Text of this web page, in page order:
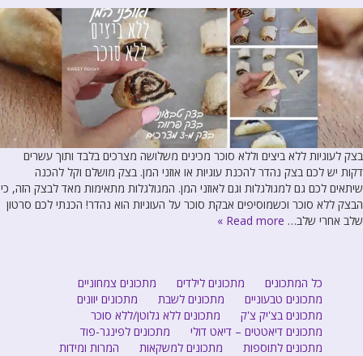
בצק לעוגיות ללא ביצים וללא סוכר מכינים משלושה מצרכים בלבד ותוך עשרים
דקות יש לכם בצק נהדר להכנת עוגיות או אוזני המן. בצק מושלם וקל להכנה
שיתאים לכם גם למגולגלות וגם לאוזני המן. המגולגלות מתאימות מאד לבצק הזה, כי
הבצק ללא סוכר וכשמוסיפים אבקת סוכר על העוגיות הוא נהדר! הכנתי לכם סרטון
שלב אחרי שלב… Read more »
כל המתכונים מתכונים לילדים
מתכונים צמחוניים
מתכונים טבעוניים
מתכונים לשבת
מתכונים יוונים
מתכונים בצ'יק צ'ק
מתכונים ללא גלוטן/ללא סוכר
מתכונים דיאטטים – דיאט דולי
מתכונים לפינגר-פוד
מתכונים לתוספות
מתכונים למשקאות המרות ומידות